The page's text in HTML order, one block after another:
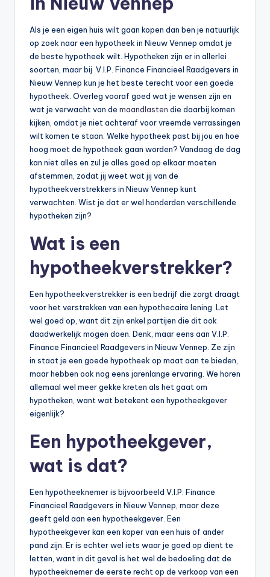
Als je een eigen huis wilt gaan kopen dan ben je natuurlijk
op zoek naar een hypotheek in Nieuw Vennep omdat je
de beste hypotheek wilt. Hypotheken zijn er in allerlei
soorten, maar bij V.I.P. Finance Financieel Raadgevers in
Nieuw Vennep kun je het beste terecht voor een goede
hypotheek. Overleg vooraf goed wat je wensen zijn en
wat je verwacht van de maandlasten die daarbij komen
kijken, omdat je niet achteraf voor vreemde verrassingen
wilt komen te staan. Welke hypotheek past bij jou en hoe
hoog moet de hypotheek gaan worden? Vandaag de dag
kan niet alles en zul je alles goed op elkaar moeten
afstemmen, zodat jij weet wat jij van de
hypotheekverstrekkers in Nieuw Vennep kunt
verwachten. Wist je dat er wel honderden verschillende
hypotheken zijn?
Wat is een
hypotheekverstrekker?
Een hypotheekverstrekker is een bedrijf die zorgt draagt
voor het verstrekken van een hypothecaire lening. Let
wel goed op, want dit zijn enkel partijen die dit ook
daadwerkelijk mogen doen. Denk, maar eens aan V.I.P.
Finance Financieel Raadgevers in Nieuw Vennep. Ze zijn
in staat je een goede hypotheek op maat aan te bieden,
maar hebben ook nog eens jarenlange ervaring. We horen
allemaal wel meer gekke kreten als het gaat om
hypotheken, want wat betekent een hypotheekgever
eigenlijk?
Een hypotheekgever,
wat is dat?
Een hypotheeknemer is bijvoorbeeld V.I.P. Finance
Financieel Raadgevers in Nieuw Vennep, maar deze
geeft geld aan een hypotheekgever. Een
hypotheekgever kan een koper van een huis of ander
pand zijn. Er is echter wel iets waar je goed op dient te
letten, want in dit geval is het wel de bedoeling dat de
hypotheeknemer de eerste recht op de verkoop van een